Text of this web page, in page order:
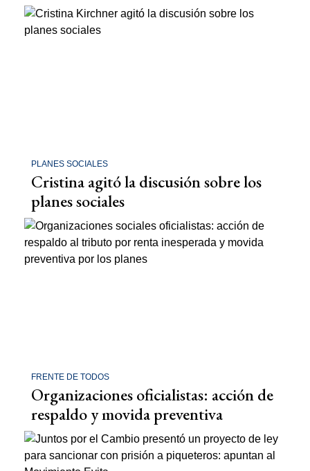
PLANES SOCIALES
Cristina agitó la discusión sobre los
planes sociales
FRENTE DE TODOS
Organizaciones oficialistas: acción de
respaldo y movida preventiva